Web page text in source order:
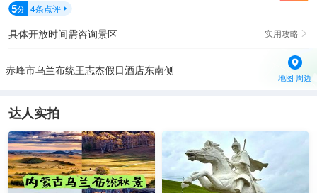
5分 4条点评 
具体开放时间需咨询景区 实用攻略 
赤峰市乌兰布统王志杰假日酒店东南侧
地图·周边
达人实拍